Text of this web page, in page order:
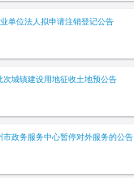
单位法人拟申请注销登记公告
城镇建设用地征收土地预公告
政务服务中心暂停对外服务的公告